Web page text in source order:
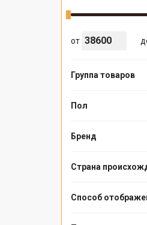
от
Группа товаров
Пол
Бренд
Страна
Способ